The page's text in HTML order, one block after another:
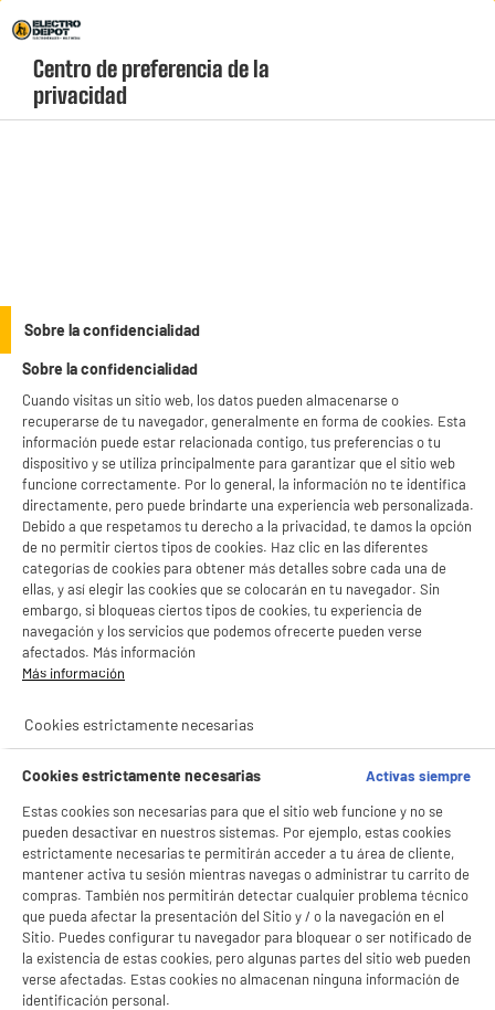
Menú
geolocation-header-icon-text
account
70X80
Rechazar todas
BIENVENIDO a ELECTRO
DEPOT
Con el fin de mejorar tu experiencia, y tras tu consentimiento, ELECTRO DEPOT
y sus socios utilizan cookies que procesan tus datos personales para:
- compartir contenido adaptado a tus preferencias
- ofrecer publicidad y comunicaciones personalizadas
- facilitar el intercambio de contenido en las redes sociales
- analizar el tráfico en nuestro sitio web Consulta la política de cookies.
Consulta la política de cookies.
Centro de preferencia de la
privacidad
Sobre la confidencialidad
Sobre la confidencialidad
Cuando visitas un sitio web, los datos pueden almacenarse o
recuperarse de tu navegador, generalmente en forma de cookies. Esta
información puede estar relacionada contigo, tus preferencias o tu
dispositivo y se utiliza principalmente para garantizar que el sitio web
funcione correctamente. Por lo general, la información no te identifica
directamente, pero puede brindarte una experiencia web personalizada.
Debido a que respetamos tu derecho a la privacidad, te damos la opción
de no permitir ciertos tipos de cookies. Haz clic en las diferentes
categorías de cookies para obtener más detalles sobre cada una de
ellas, y así elegir las cookies que se colocarán en tu navegador. Sin
embargo, si bloqueas ciertos tipos de cookies, tu experiencia de
navegación y los servicios que podemos ofrecerte pueden verse
afectados. Más información
Más información
Cookies estrictamente necesarias
Cookies estrictamente necesarias
Activas siempre
Estas cookies son necesarias para que el sitio web funcione y no se
pueden desactivar en nuestros sistemas. Por ejemplo, estas cookies
estrictamente necesarias te permitirán acceder a tu área de cliente,
mantener activa tu sesión mientras navegas o administrar tu carrito de
compras. También nos permitirán detectar cualquier problema técnico
que pueda afectar la presentación del Sitio y / o la navegación en el
Sitio. Puedes configurar tu navegador para bloquear o ser notificado de
la existencia de estas cookies, pero algunas partes del sitio web pueden
verse afectadas. Estas cookies no almacenan ninguna información de
identificación personal.